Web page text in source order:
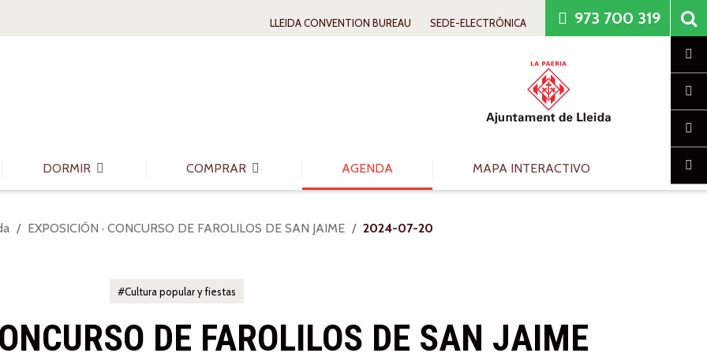
LLEIDA CONVENTION BUREAU SEDE-ELECTRÓNICA 973 700 319
DORMIR COMPRAR AGENDA MAPA INTERACTIVO
EXPOSICIÓN · CONCURSO DE FAROLILOS DE SAN JAIME 2024-07-20
Cultura popular y fiestas
DE FAROLILOS DE SAN JAIME